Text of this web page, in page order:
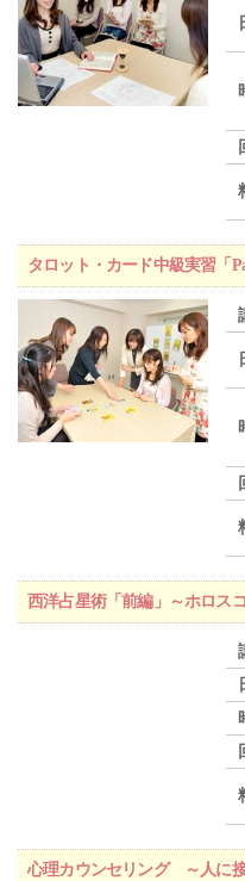
タロット・カード中級実習「
西洋占星術「前編」～ホロス
心理カウンセリング ～人に